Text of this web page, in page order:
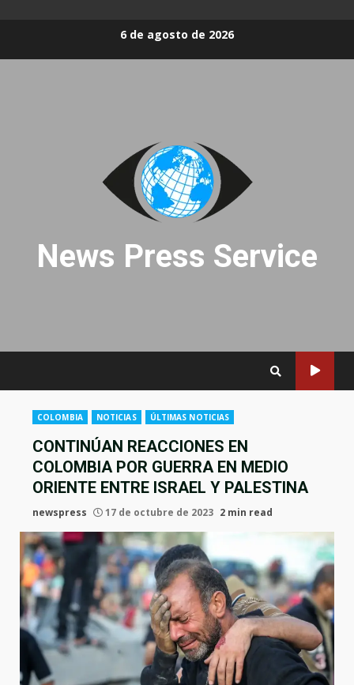
6 de agosto de 2026
News Press Service
COLOMBIA NOTICIAS ÚLTIMAS NOTICIAS
CONTINÚAN REACCIONES EN
COLOMBIA POR GUERRA EN MEDIO
ORIENTE ENTRE ISRAEL Y PALESTINA
newspress 17 de octubre de 2023 2 min read